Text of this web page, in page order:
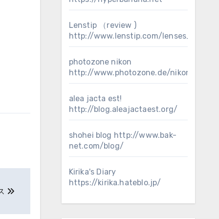
Lenstip （review )
http://www.lenstip.com/
photozone nikon
http://www.photozone.de/nikon_ff
alea jacta est!
http://blog.aleajactaest.org/
shohei blog http://www.bak-
net.com/blog/
Kirika's Diary
https://kirika.hateblo.jp/